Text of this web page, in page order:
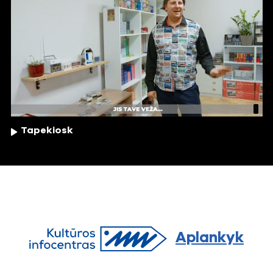
Tapekiosk
Aplankyk